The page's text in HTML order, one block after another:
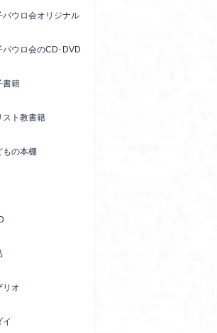
パウロ会オリジナル
パウロ会のCD･DVD
書籍
スト教書籍
もの本棚
リオ
イ